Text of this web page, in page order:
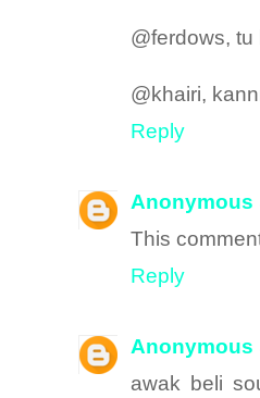
@ferdows,
@khairi,
Reply
Anonymous
This
Reply
Anonymous
awak beli